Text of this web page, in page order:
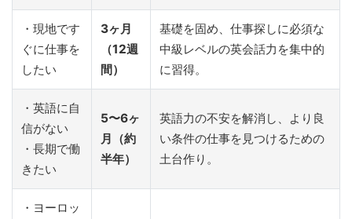
・現地です
ぐに仕事を
したい
3ヶ月
（12週
間）
基礎を固め、仕事探しに必須な
中級レベルの英会話力を集中的
に習得。
・英語に自
信がない
・長期で働
きたい
5〜6ヶ
月（約
半年）
英語力の不安を解消し、より良
い条件の仕事を見つけるための
土台作り。
・ヨーロッ